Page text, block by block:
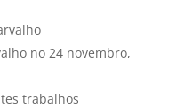
no 24 novembro,
trabalhos